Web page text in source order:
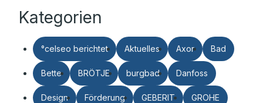
Kategorien
°celseo berichtet Aktuelles Axor Bad
Bette BRÖTJE burgbad Danfoss
Design Förderung GEBERIT GROHE